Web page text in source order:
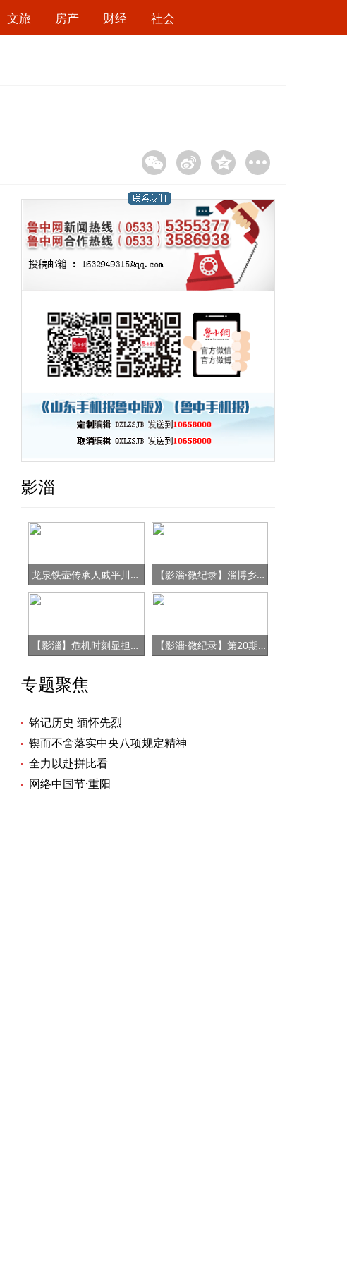
文旅 房产 财经 社会
影淄
龙泉铁壶传承人戚平川的“守艺”之路 【影淄·微纪录】淄博乡村女书记的“变形记”
【影淄】危机时刻显担当 赤胆忠心保健康 【影淄·微纪录】第20期：战“疫”老将刘景春
专题聚焦
铭记历史 缅怀先烈
锲而不舍落实中央八项规定精神
全力以赴拼比看
网络中国节·重阳